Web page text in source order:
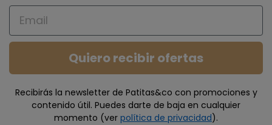
Email
Quiero recibir ofertas
Recibirás la newsletter de Patitas&co con promociones y
contenido útil. Puedes darte de baja en cualquier
momento (ver política de privacidad).